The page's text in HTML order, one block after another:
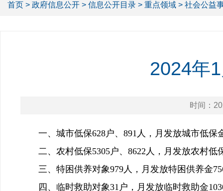
首页 > 政府信息公开 > 信息公开目录 > 重点领域 > 社会公益
2024年
时间：
一、城市低保628户、891人，月发放城市低保
二、农村低保5305户、8622人，月发放农村低
三、特困供养对象979人，月发放特困供养金
四、临时救助对象31户，月发放临时救助金